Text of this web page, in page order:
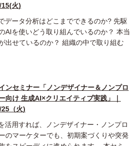
火)
データ分析はどこまでできるのか? 先駆
AIを使いどう取り組んでいるのか？ 本当
出せているのか？ 組織の中で取り組む
ンセミナー「ノンデザイナー＆ノンプロ
向け 生成AI×クリエイティブ実践」｜
（火)
活用すれば、ノンデザイナー・ノンプロ
のマーケターでも、初期案づくりや突発